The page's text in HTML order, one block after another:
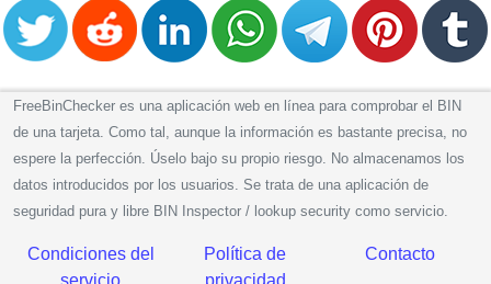
FreeBinChecker es una aplicación web en línea para comprobar el BIN
de una tarjeta. Como tal, aunque la información es bastante precisa, no
espere la perfección. Úselo bajo su propio riesgo. No almacenamos los
datos introducidos por los usuarios. Se trata de una aplicación de
seguridad pura y libre BIN Inspector / lookup security como servicio.
Condiciones del
servicio
Política de
privacidad
Contacto